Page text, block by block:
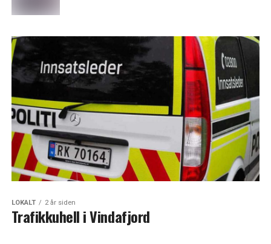
LOKALT 2 år siden
Trafikkuhell i Vindafjord